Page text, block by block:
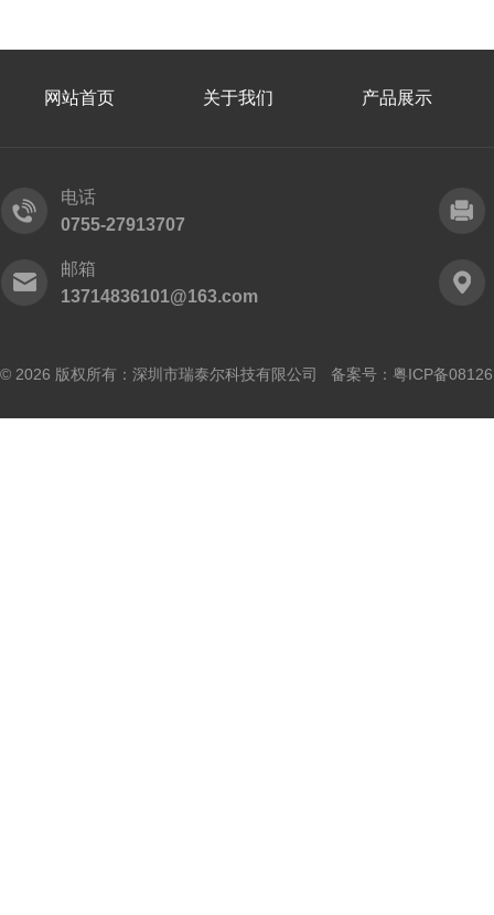
网站首页 关于我们 产品展示
电话
0755-27913707
邮箱
13714836101@163.com
© 2026 版权所有：深圳市瑞泰尔科技有限公司 备案号： 粤ICP备